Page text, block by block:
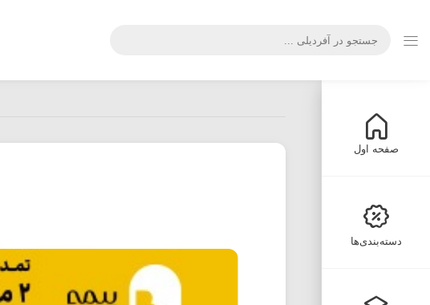
صفحه اول
دسته‌بندی‌ها